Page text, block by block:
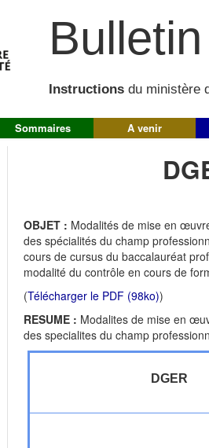
Instructions du ministère
Sommaires A venir
OBJET : Modalités de mise en
des spécialités du champ
cours de cursus du baccalauréat
modalité du contrôle en cours de
(Télécharger le PDF (98ko))
RESUME : Modalites de mise en
des specialites du champ
DGER